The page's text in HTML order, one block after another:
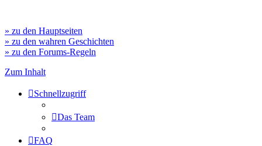
» zu den Hauptseiten
» zu den wahren Geschichten
» zu den Forums-Regeln
Zum Inhalt
Schnellzugriff
Das Team
FAQ